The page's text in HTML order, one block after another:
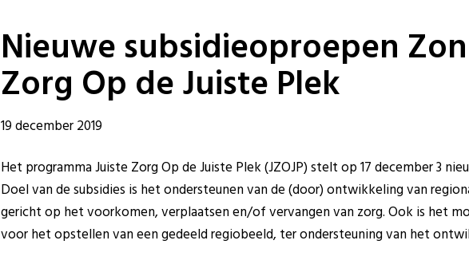
Nieuwe subsidieoproepen
Zorg Op de Juiste Plek
19 december 2019
Het programma Juiste Zorg Op de Juiste Plek (JZOJP) stelt op 17 december 3
Doel van de subsidies is het ondersteunen van de (door) ontwikkeling van
gericht op het voorkomen, verplaatsen en/of vervangen van zorg. Ook is het
voor het opstellen van een gedeeld regiobeeld, ter ondersteuning van het